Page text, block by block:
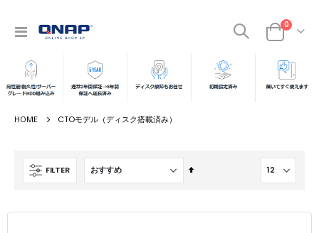
ナ
を
呼
ぶ
カート
0
CTOモデル（ディスク搭載済み）
FILTER
降